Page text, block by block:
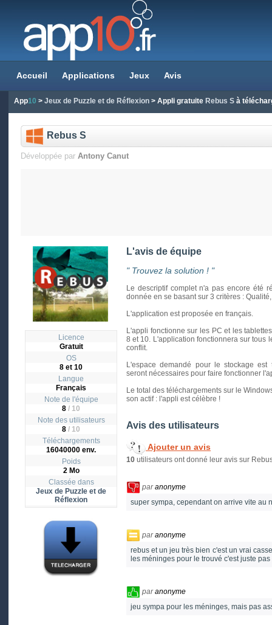
Accueil Applications Jeux Avis
App10 > Jeux de Puzzle et de Réflexion > Appli gratuite Rebus S à
Rebus S
Développée par Antony Canut
Licence
Gratuit
OS
8 et 10
Langue
Français
Note de l'équipe
8 / 10
Note des utilisateurs
8 / 10
Téléchargements
16040000 env.
Poids
2 Mo
Classée dans
Jeux de Puzzle et de
Réflexion
L'avis de équipe
" Trouvez la solution ! "
Le descriptif complet n'a pas encore été
donnée en se basant sur 3 critères :
L'application est proposée en français.
L'appli fonctionne sur les PC et les
8 et 10. L'application fonctionnera sur tous
conflit.
L'espace demandé pour le stockage
seront nécessaires pour faire fonctionner
Le total des téléchargements sur le
son actif : l'appli est célèbre !
Avis des utilisateurs
Ajouter un avis
10 utilisateurs ont donné leur avis sur
paranonyme
super sympa, cependant on arrive vite au
paranonyme
rebus et un jeu très bien c'est un vrai
les méninges pour le trouvé c'est juste
paranonyme
jeu sympa pour les méninges, mais pas